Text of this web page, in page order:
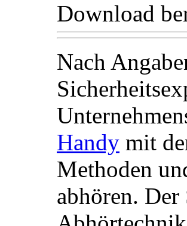
Download
Nach
Handy mit
Methoden
abhören. Der